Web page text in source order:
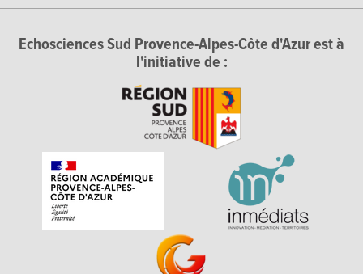
Echosciences Sud Provence-Alpes-Côte d'Azur est à
l'initiative de :